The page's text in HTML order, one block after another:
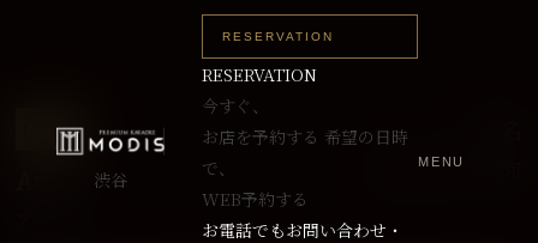
渋谷
RESERVATION
RESERVATION
今すぐ、
お店を予約する 希望の日時
で、
WEB予約する
お電話でもお問い合わせ・
MENU
L TYPE
最大8名まで入室可